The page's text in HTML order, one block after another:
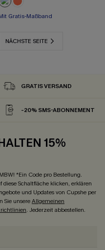
Gratis-Maßband
NÄCHSTE SEITE
GRATIS VERSAND
-20% SMS-ABONNEMENT
15%
*Ein Code pro Bestellung.
Schaltfläche klicken, erklären
und Updates von Cupshe per
Sie unsereAllgemeinen
. Jederzeit abbestellen.